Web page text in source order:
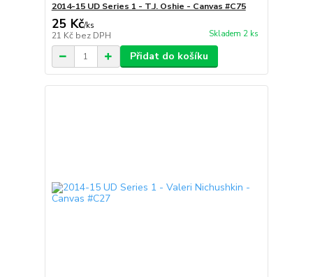
2014-15 UD Series 1 - T.J. Oshie - Canvas #C75
25 Kč/ks
21 Kč bez DPH Skladem 2 ks
Přidat do košíku